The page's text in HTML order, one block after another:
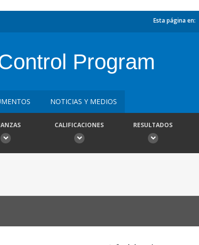
Esta página en:
Program
NOTICIAS Y MEDIOS
CALIFICACIONES RESULTADOS